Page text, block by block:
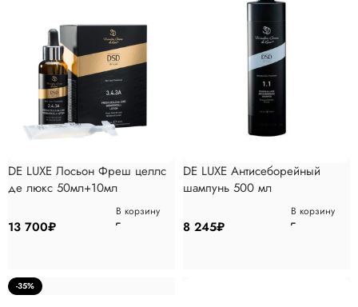
DE LUXE Лосьон Фреш целлс
де люкс 50мл+10мл
13 700₽
В корзину
DE LUXE Антисеборейный
шампунь 500 мл
8 245₽
В корзину
-35%